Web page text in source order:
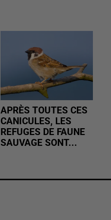
APRÈS TOUTES CES
CANICULES, LES
REFUGES DE FAUNE
SAUVAGE SONT...